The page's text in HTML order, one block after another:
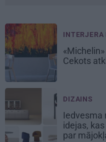
INTERJERA
Cekots
DIZAINS
Iedvesma
idejas,
par